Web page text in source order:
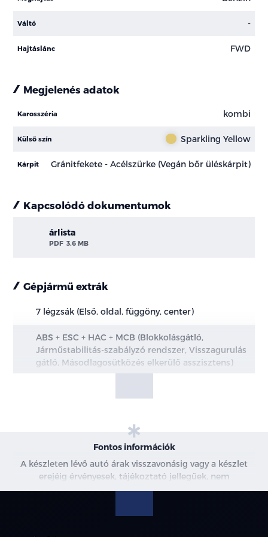
Váltó -
Hajtáslánc FWD
Megjelenés adatok
Karosszéria kombi
Külső szín Sparkling Yellow
Kárpit Gránitfekete - Acélszürke (Vegán bőr üléskárpit)
Kapcsolódó dokumentumok
árlista
PDF 3.6 MB
Gépjármű extrák
7 légzsák (Első, oldal, függöny, center)
ABS + ESC + HAC + MCB (Blokkolásgátló,
Járműstabilitás-szabályzó rendszer, Visszagurulás
gátló, Másodlagosütközés elkerülő asszisztens)
Hátsó utasra figyelmeztető rendszer
DAW (Vezetői aktivitást monitorozó rendszer,
kormány mögötti szenzorral)
LFA (Sávkövető rendszer)
Fontos információk
A készleten lévő autó árak visszavonásig vagy a készlet
erejéig érvényesek, tájékoztató jellegűek, nem
minősülnek ajánlattételnek, a képek csak illusztrációk. A
információkért kérjen árajánlatot vagy vegye fel velünk a